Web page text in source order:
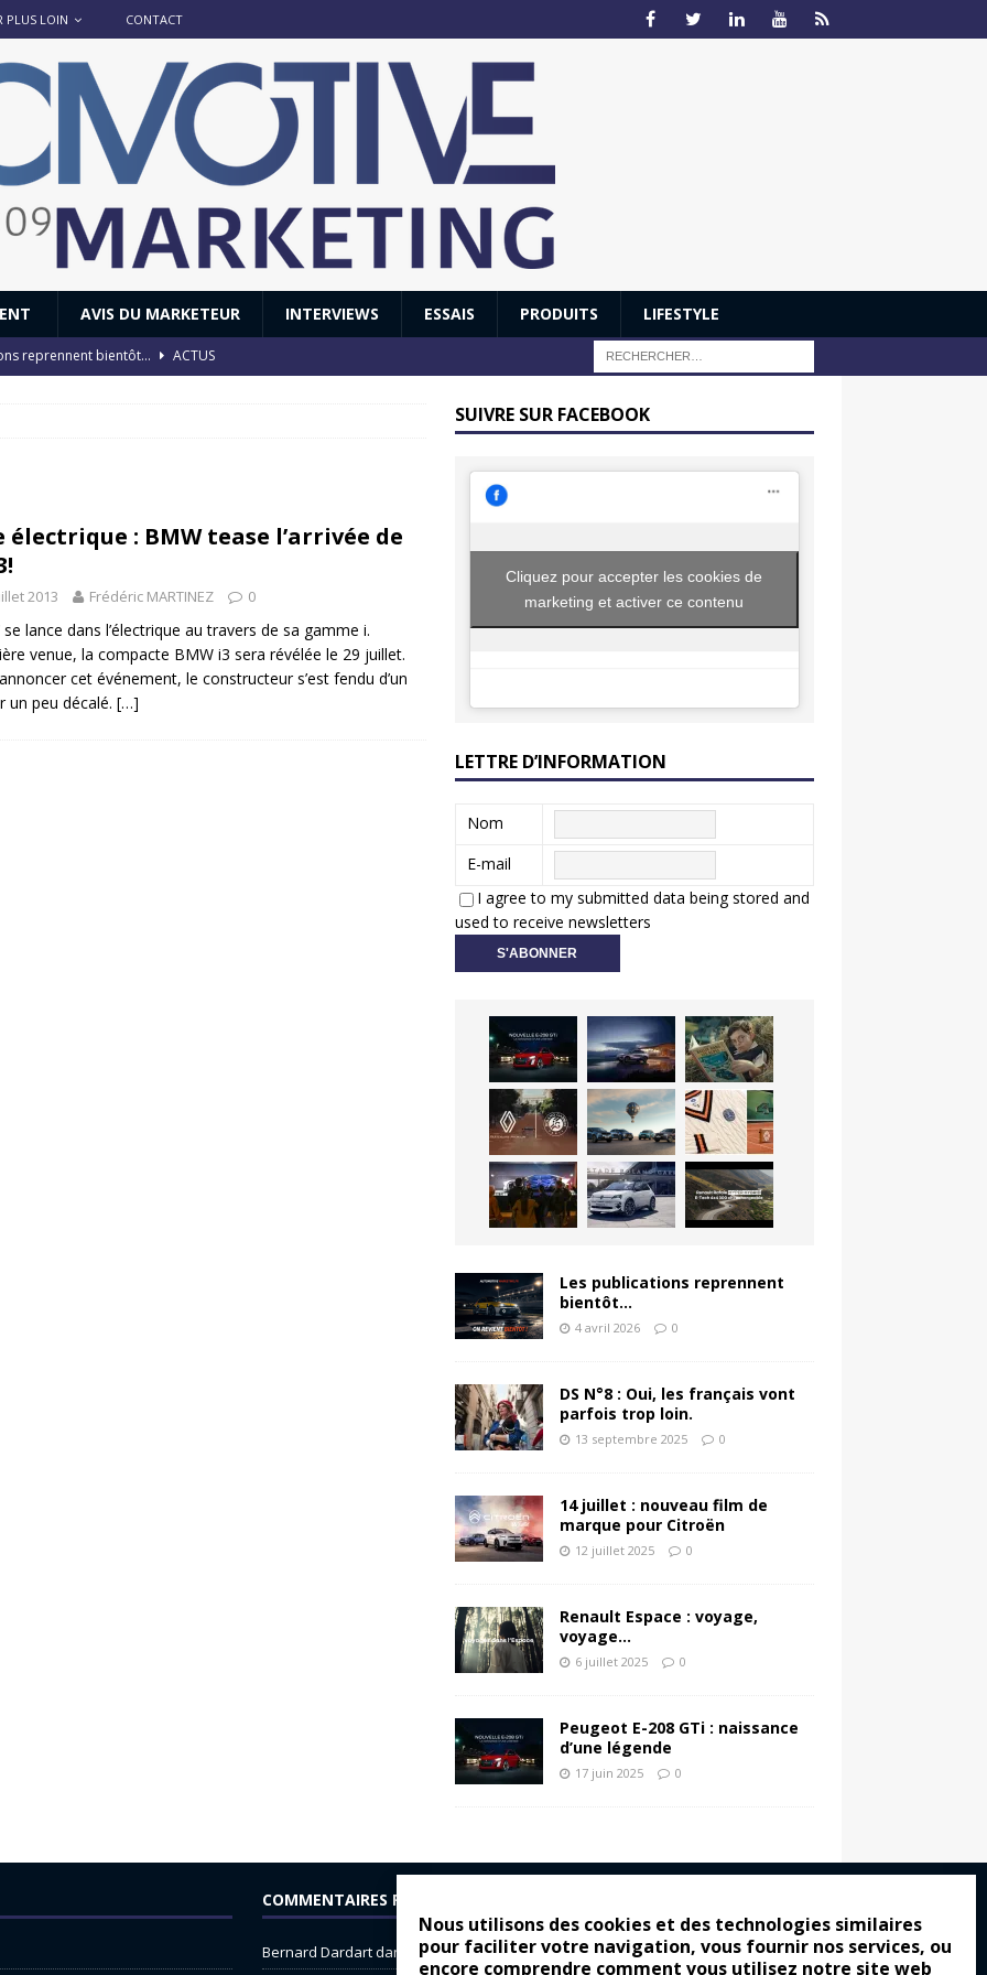
Nous utilisons des cookies et des technologies similaires
pour faciliter votre navigation, vous fournir nos services, ou
encore comprendre comment vous utilisez notre site web
PLUS LOIN CONTACT
AVIS DU MARKETEUR INTERVIEWS ESSAIS PRODUITS LIFESTYLE
reprennent bientôt…
ACTUS
: Honda dévoile un spot publicitaire… confiné! ACTUS
électrique : BMW tease l’arrivée de
2013 Frédéric MARTINEZ 0
lance dans l’électrique au travers de sa gamme i.
venue, la compacte BMW i3 sera révélée le 29 juillet.
cet événement, le constructeur s’est fendu d’un
un peu décalé. […]
SUIVRE SUR FACEBOOK
Cliquez pour accepter les cookies de
marketing et activer ce contenu
LETTRE D’INFORMATION
Nom
E-mail
I agree to my submitted data being stored and
used to receive newsletters
Les publications reprennent
bientôt…
4 avril 2026 0
DS N°8 : Oui, les français vont
parfois trop loin.
13 septembre 2025 0
14 juillet : nouveau film de
marque pour Citroën
12 juillet 2025 0
Renault Espace : voyage,
voyage…
6 juillet 2025 0
Peugeot E-208 GTi : naissance
d’une légende
17 juin 2025 0
COMMENTAIRES RÉCENTS
Bernard Dardartdans Dacia Sandero : pour les gens vrais